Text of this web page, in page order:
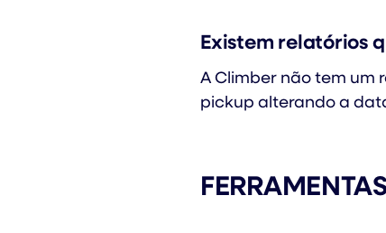
Existem relatórios
A Climber não tem um
pickup alterando a